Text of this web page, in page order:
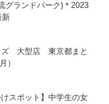
グランドパーク)＊2023
新
ズ 大型店 東京都まと
）
けスポット】中学生の女